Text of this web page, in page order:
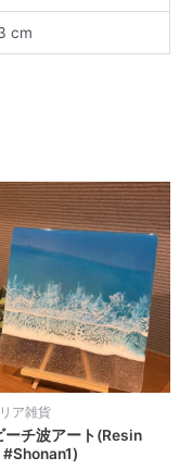
cm
ア雑貨
ーチ波アート(Resin
#Shonan1)